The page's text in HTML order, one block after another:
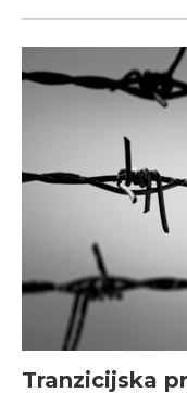
Tranzicijska